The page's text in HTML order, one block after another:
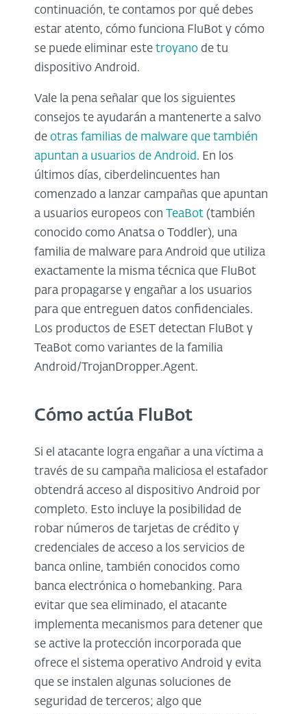
continuación, te contamos por qué debes
estar atento, cómo funciona FluBot y cómo
se puede eliminar este troyano de tu
dispositivo Android.
Vale la pena señalar que los siguientes
consejos te ayudarán a mantenerte a salvo
de otras familias de malware que también
apuntan a usuarios de Android. En los
últimos días, ciberdelincuentes han
comenzado a lanzar campañas que apuntan
a usuarios europeos con TeaBot (también
conocido como Anatsa o Toddler), una
familia de malware para Android que utiliza
exactamente la misma técnica que FluBot
para propagarse y engañar a los usuarios
para que entreguen datos confidenciales.
Los productos de ESET detectan FluBot y
TeaBot como variantes de la familia
Android/TrojanDropper.Agent.
Cómo actúa FluBot
Si el atacante logra engañar a una víctima a
través de su campaña maliciosa el estafador
obtendrá acceso al dispositivo Android por
completo. Esto incluye la posibilidad de
robar números de tarjetas de crédito y
credenciales de acceso a los servicios de
banca online, también conocidos como
banca electrónica o homebanking. Para
evitar que sea eliminado, el atacante
implementa mecanismos para detener que
se active la protección incorporada que
ofrece el sistema operativo Android y evita
que se instalen algunas soluciones de
seguridad de terceros; algo que